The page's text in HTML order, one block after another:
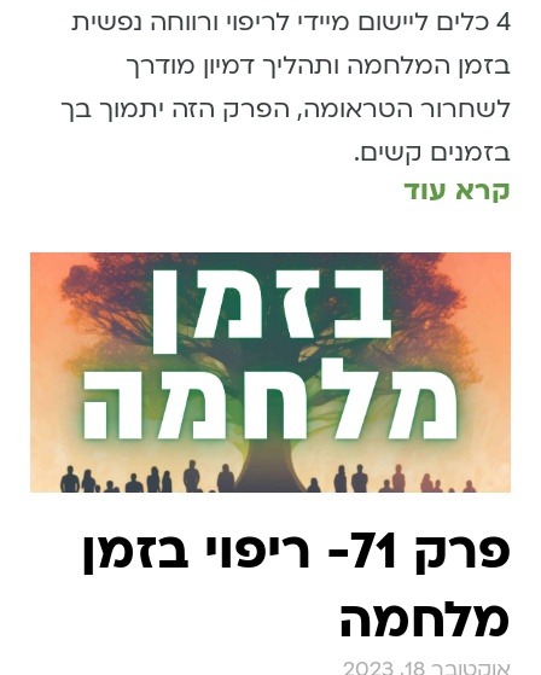
4 כלים ליישום מיידי לריפוי ורווחה נפשית
בזמן המלחמה ותהליך דמיון מודרך
לשחרור הטראומה, הפרק הזה יתמוך בך
בזמנים קשים.
קרא עוד
פרק 71- ריפוי בזמן
מלחמה
אוקטובר 18, 2023